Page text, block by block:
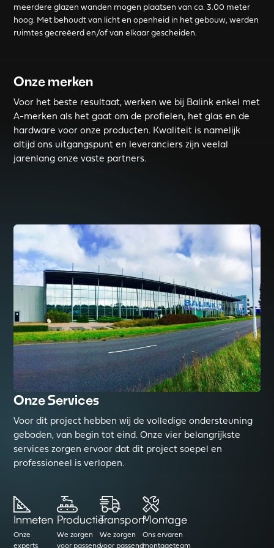
meerdere glazen wanden mogen plaatsen van ca. 3.00 meter
hoog. Met behoudt van licht en openheid in het gebouw, werden
ruimtes gecreëerd en/of van elkaar gescheiden.
Onze merken
Voor het beste resultaat, werken we bij Balink enkel met
A-merken als het gaat om de profielen, het glas en de
hardware voor onze producten. Kwaliteit is namelijk
altijd ons uitgangspunt en leveranciers zijn veelal
jarenlang onze vaste partners.
Onze Services
Voor dit project hebben wij de volledige ondersteuning
geboden, van begin tot eind. Onze vier belangrijkste
services zorgen ervoor dat dit project soepel en
professioneel is verlopen.
Inmeten
Onze
experts
Productie
We zorgen
voor passend
Transport
We zorgen
voor passend
Montage
Ons ervaren
montageteam